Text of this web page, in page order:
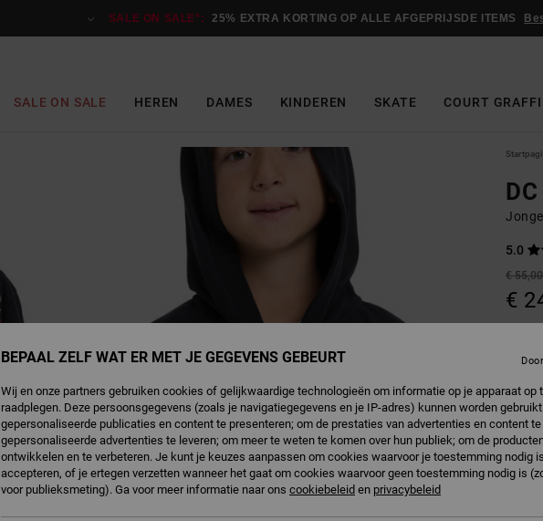
SALE ON SALE*: 25% EXTRA KORTING OP ALLE AFGEPRIJSDE ITEMS
SALE ON SALE HEREN DAMES KINDEREN SKATE COURT
5.0
€ 55,00
€
Kleur
BEPAAL ZELF WAT ER MET JE GEGEVENS GEBEURT
Wij en onze partners gebruiken cookies of gelijkwaardige technologieën om informatie op je apparaat op
raadplegen. Deze persoonsgegevens (zoals je navigatiegegevens en je IP-adres) kunnen worden
gepersonaliseerde publicaties en content te presenteren; om de prestaties van advertenties en content
gepersonaliseerde advertenties te leveren; om meer te weten te komen over hun publiek; om de
ontwikkelen en te verbeteren. Je kunt je keuzes aanpassen om cookies waarvoor je toestemming nodig
accepteren, of je ertegen verzetten wanneer het gaat om cookies waarvoor geen toestemming nodig is
voor publieksmeting). Ga voor meer informatie naar ons cookiebeleid en privacybeleid